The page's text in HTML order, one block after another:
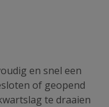
en snel een
of geopend
te draaien